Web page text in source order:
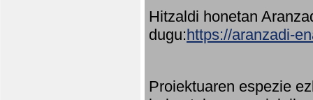
Hitzaldi honetan
dugu:https://aranzadi-
Proiektuaren espezie